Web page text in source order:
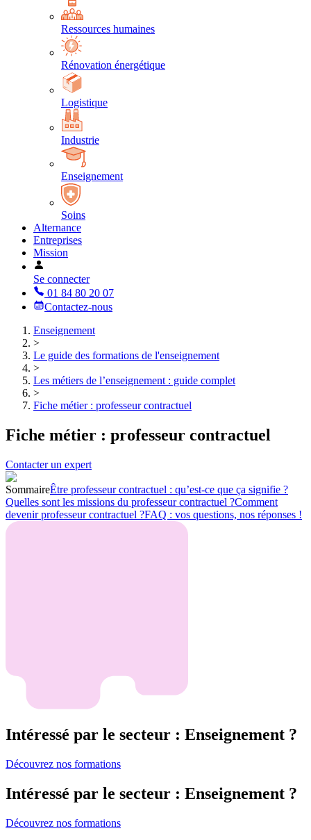
Ressources humaines
Rénovation énergétique
Logistique
Industrie
Enseignement
Soins
Alternance
Entreprises
Mission
Se connecter
01 84 80 20 07
Contactez-nous
Enseignement
>
Le guide des formations de l'enseignement
>
Les métiers de l’enseignement : guide complet
>
Fiche métier : professeur contractuel
Fiche métier : professeur contractuel
Contacter un expert
SommaireÊtre professeur contractuel : qu’est-ce que ça signifie ?
Quelles sont les missions du professeur contractuel ?Comment
devenir professeur contractuel ?FAQ : vos questions, nos réponses !
Intéressé par le secteur : Enseignement ?
Découvrez nos formations
Intéressé par le secteur : Enseignement ?
Découvrez nos formations